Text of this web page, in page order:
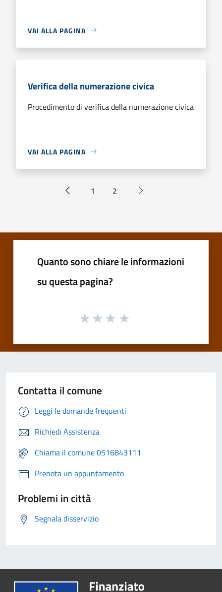
VAI ALLA PAGINA
Verifica della numerazione civica
Procedimento di verifica della numerazione civica
VAI ALLA PAGINA
« Precedente
1 2 Successiva »
Quanto sono chiare le informazioni
su questa pagina?
Contatta il comune
Leggi le domande frequenti
Richiedi Assistenza
Chiama il comune 0516843111
Prenota un appuntamento
Problemi in città
Segnala disservizio